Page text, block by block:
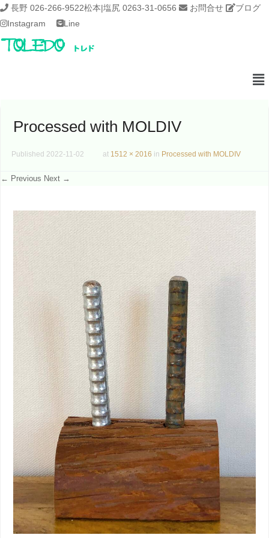
長野 026-266-9522松本|塩尻 0263-31-0656 お問合せ
ブログ
Instagram
Line
Processed with MOLDIV
Published 2022-11-02 at 1512 × 2016 in Processed with MOLDIV
← Previous Next →